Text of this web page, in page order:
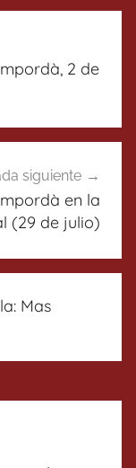
2 de
siguiente
en la
(29 de julio)
Mas